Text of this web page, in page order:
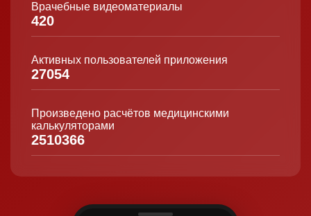
Врачебные видеоматериалы
420
Активных пользователей приложения
27054
Произведено расчётов медицинскими
калькуляторами
2510366